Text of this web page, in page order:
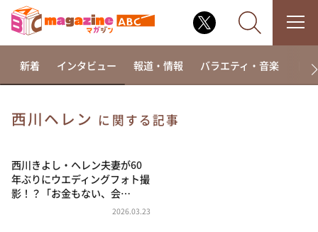
相席食堂
これ余談なんですけど・・・
～人生密着トークバラエティ！～ やすとものいたっ
新着 インタビュー 報道・情報 バラエティ・音楽 ド
西川ヘレン に関する記事
西川きよし・ヘレン夫妻が60
年ぶりにウエディングフォト撮
影！？「お金もない、会…
2026.03.23